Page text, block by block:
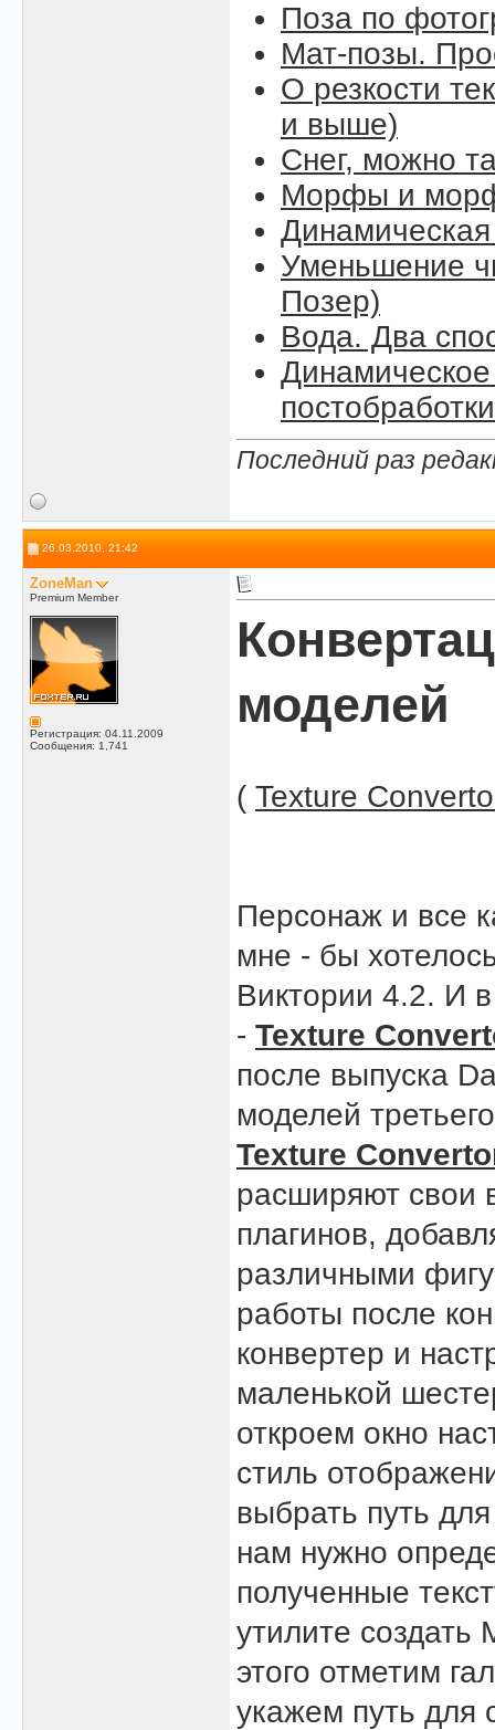
Поза по
Мат-позы.
О резкости
и выше)
Снег, можно
Морфы и
Уменьшение
Позер)
Вода. Два
постобработки
Последний раз
26.03.2010, 21:42
ZoneMan
Premium Member
Регистрация: 04.11.2009
Сообщения: 1,741
моделей
( Texture
Персонаж и все
мне - бы
Виктории 4.2. И
- Texture
после выпуска
моделей
Texture
расширяют свои
плагинов,
различными
работы после
конвертер и
маленькой
откроем окно
стиль
выбрать путь
нам нужно
полученные
утилите
этого отметим
укажем путь